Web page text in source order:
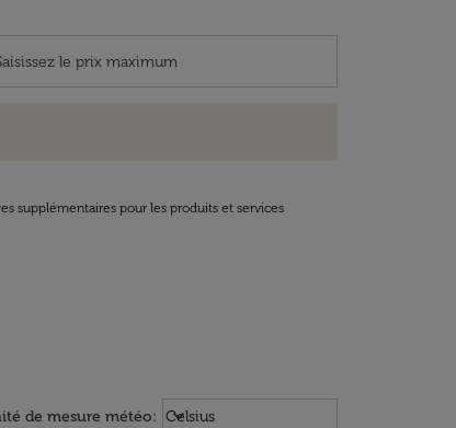
supplémentaires pour les produits et services
de mesure météo: Weather unit option Celsius
Celsius
keyboard_arrow_down